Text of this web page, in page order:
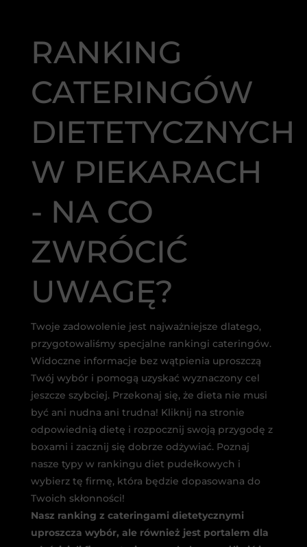
RANKING
CATERINGÓW
DIETETYCZNYCH
W PIEKARACH
- NA CO
ZWRÓCIĆ
UWAGĘ?
Twoje zadowolenie jest najważniejsze dlatego,
przygotowaliśmy specjalne rankingi cateringów.
Widoczne informacje bez wątpienia uproszczą
Twój wybór i pomogą uzyskać wyznaczony cel
jeszcze szybciej. Przekonaj się, że dieta nie musi
być ani nudna ani trudna! Kliknij na stronie
odpowiednią dietę i rozpocznij swoją przygodę z
boxami i zacznij się dobrze odżywiać. Poznaj
nasze typy w rankingu diet pudełkowych i
wybierz tę firmę, która będzie dopasowana do
Twoich skłonności!
Nasz ranking z cateringami dietetycznymi
uproszcza wybór, ale również jest portalem dla